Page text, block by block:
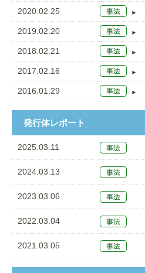
2020.02.25
2019.02.20
2018.02.21
2017.02.16
2016.01.29
発行体レポート
2025.03.11
2024.03.13
2023.03.06
2022.03.04
2021.03.05